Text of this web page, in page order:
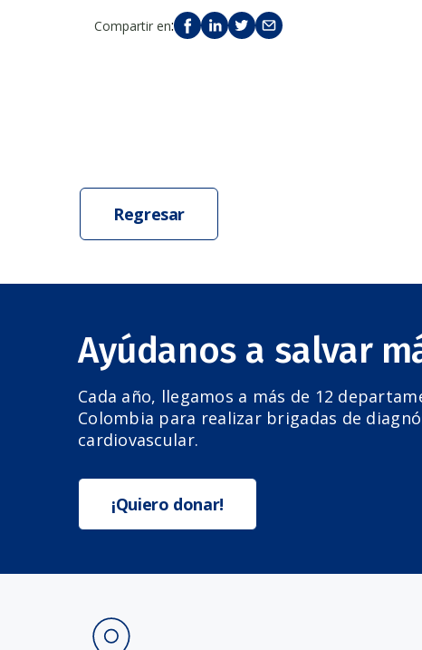
Compartir en:
Regresar
Ayúdanos a salvar
Cada año, llegamos a más de 12
Colombia para realizar brigadas de
cardiovascular.
¡Quiero donar!